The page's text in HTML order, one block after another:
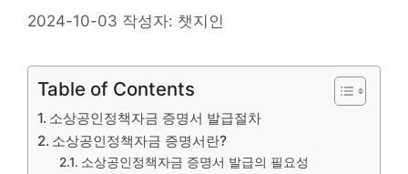
2024-10-03 작성자: 챗지인
Table of Contents
소상공인정책자금 증명서 발급절차
소상공인정책자금 증명서란?
소상공인정책자금 증명서 발급의 필요성